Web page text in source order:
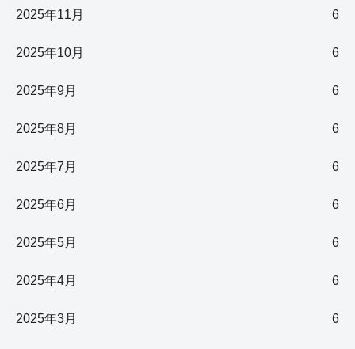
2025年11月 6
2025年10月 6
2025年9月 6
2025年8月 6
2025年7月 6
2025年6月 6
2025年5月 6
2025年4月 6
2025年3月 6